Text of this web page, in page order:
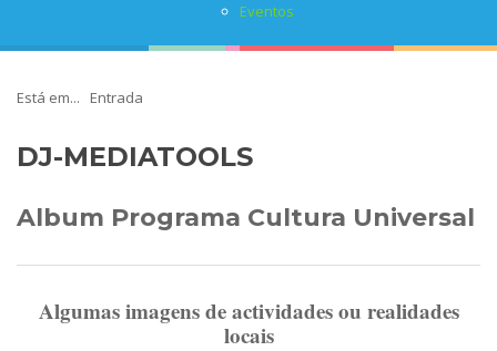
Eventos
Está em... Entrada
DJ-MEDIATOOLS
Album Programa Cultura Universal
Algumas imagens de actividades ou realidades
locais